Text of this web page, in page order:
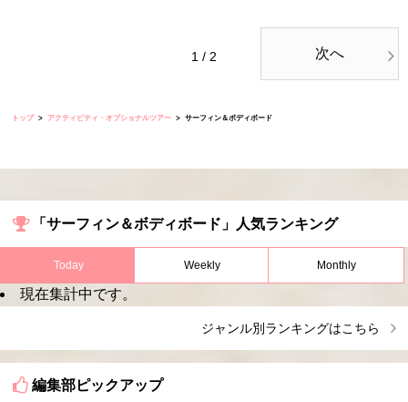
1 / 2 次へ
トップ アクティビティ・オプショナルツアー サーフィン＆ボディボード
「サーフィン＆ボディボード」人気ランキング
Today Weekly Monthly
現在集計中です。
ジャンル別ランキングはこちら
編集部ピックアップ